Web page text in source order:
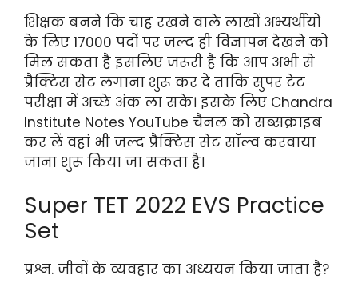
शिक्षक बनने कि चाह रखने वाले लाखों अभ्यर्थीयों
के लिए 17000 पदों पर जल्द ही विज्ञापन देखने को
मिल सकता है इसलिए जरूरी है कि आप अभी से
प्रैक्टिस सेट लगाना शुरू कर दें ताकि सुपर टेट
परीक्षा में अच्छे अंक ला सके। इसके लिए Chandra
Institute Notes YouTube चैनल को सब्सक्राइब
कर लें वहां भी जल्द प्रैक्टिस सेट सॉल्व करवाया
जाना शुरू किया जा सकता है।
Super TET 2022 EVS Practice
Set
प्रश्न. जीवों के व्यवहार का अध्ययन किया जाता है?